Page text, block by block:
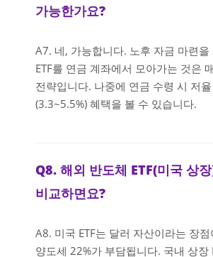
가능한가요?
A7. 네, 가능합니다. 노후 자금 마련을
ETF를 연금 계좌에서 모아가는 것은
전략입니다. 나중에 연금 수령 시 저
(3.3~5.5%) 혜택을 볼 수 있습니다.
Q8. 해외 반도체 ETF(미국 상
비교하면요?
A8. 미국 ETF는 달러 자산이라는 장
양도세 22%가 부담됩니다. 국내 상장